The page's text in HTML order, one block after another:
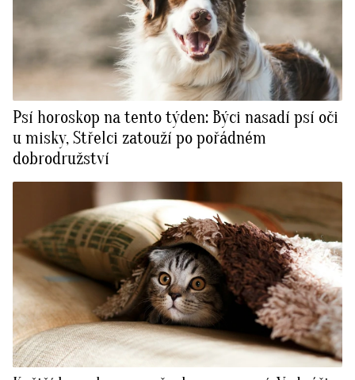
Psí horoskop na tento týden: Býci nasadí psí oči
u misky, Střelci zatouží po pořádném
dobrodružství